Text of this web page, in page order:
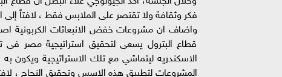
فكر وثقافة ولا تقتصر على الملابس فقط ، لافتاً إلى
واضاف ان مشروعات خفض الانبعاثات الكربونية
قطاع البترول يسعى لتحقيق استراتيجية مصر
الاسكندريه ليتماشي مع تلك الاستراتيجية
المشروعات لتطبيق هذه الاسس وتحقيق النجاح ،